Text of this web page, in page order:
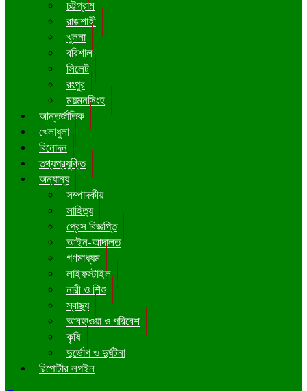
চট্টগ্রাম
রাজশাহী
খুলনা
বরিশাল
সিলেট
রংপুর
ময়মনসিংহ
আন্তর্জাতিক
খেলাধুলা
বিনোদন
তথ্যপ্রযুক্তি
অন্যান্য
সম্পাদকীয়
সাহিত্য
প্রেস বিজ্ঞপ্তি
আইন-আদালত
গণমাধ্যম
লাইফস্টাইল
নারী ও শিশু
স্বাস্থ্য
আবহাওয়া ও পরিবেশ
কৃষি
দুর্ভোগ ও দুর্ঘটনা
রিপোর্টার লগইন